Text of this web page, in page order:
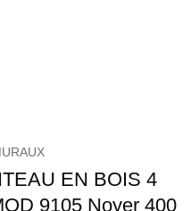
EN BOIS 4
9105 Noyer 400